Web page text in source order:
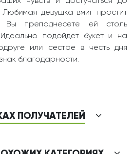
девушка вмиг простит
Вы преподнесете ей столь
подойдет букет и на
или сестре в честь дня
благодарности.
ПОЛУЧАТЕЛЕЙ